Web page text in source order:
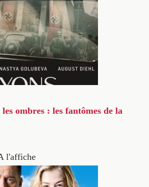
ombres : les fantômes de la
l'affiche